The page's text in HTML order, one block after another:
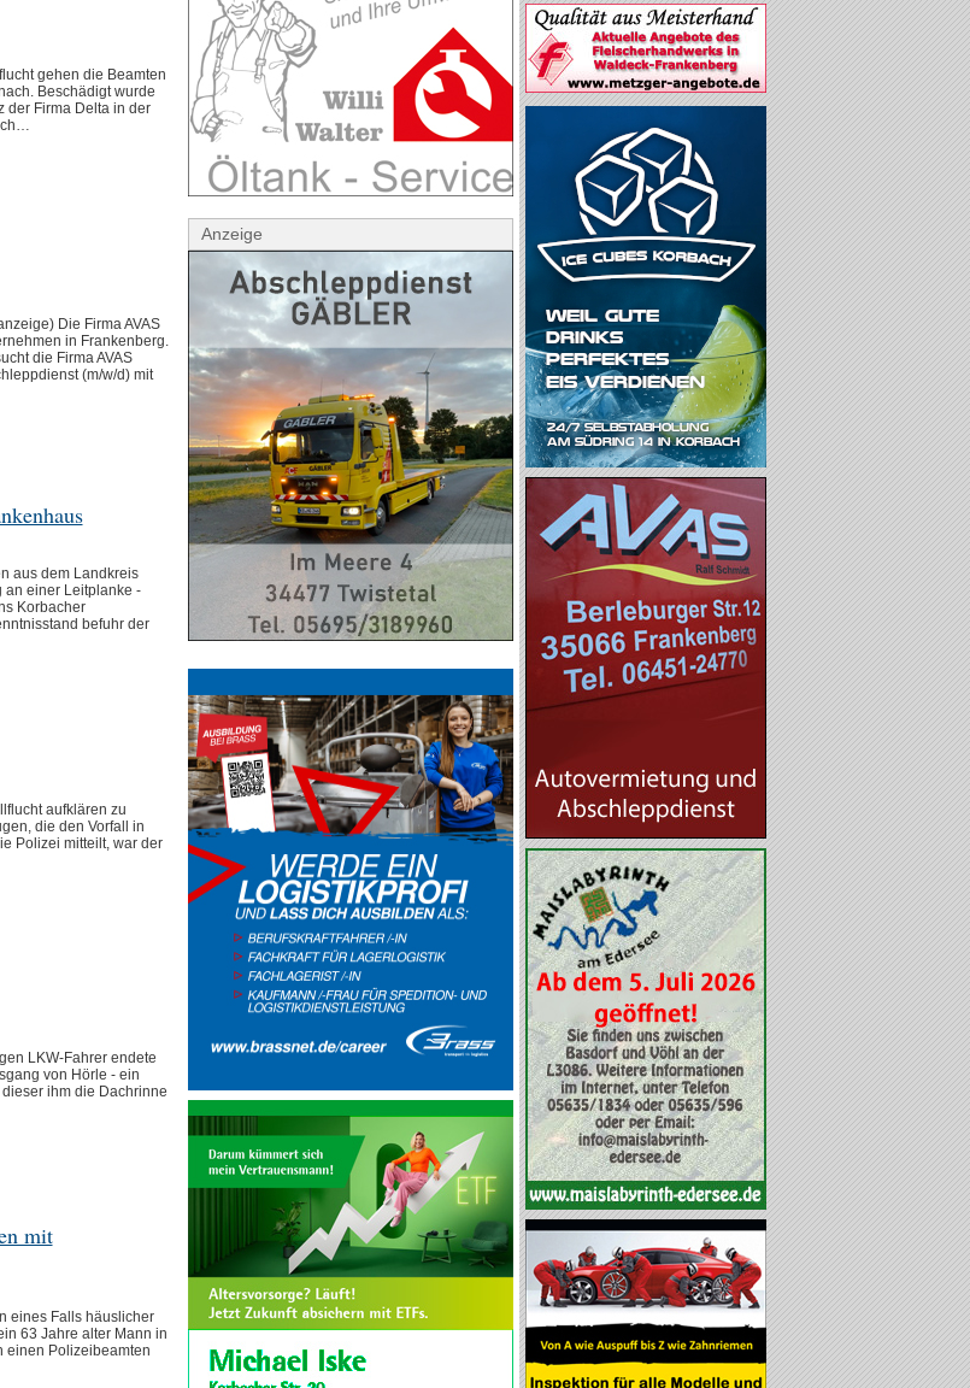
gehen die Beamten
Beschädigt wurde
der Firma Delta in der
Die Firma AVAS
in Frankenberg.
die Firma AVAS
(m/w/d) mit
aus dem Landkreis
an einer Leitplanke -
Korbacher
befuhr der
aufklären zu
die den Vorfall in
Polizei mitteilt, war der
LKW-Fahrer endete
von Hörle - ein
ihm die Dachrinne
mit
eines Falls häuslicher
63 Jahre alter Mann in
einen Polizeibeamten
Anzeige